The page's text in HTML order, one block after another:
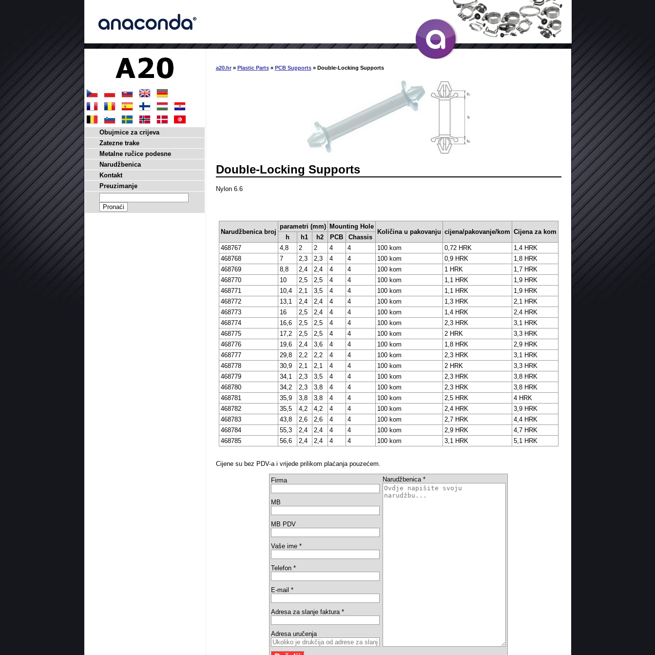
a20.hr» Plastic Parts» PCB Supports» Double-Locking Supports
Double-Locking Supports
Nylon 6.6
Narudžbenica broj
parametri (mm) Mounting Hole
Količina u pakovanju cijena/pakovanje/kom Cijena za kom
h h1 h2 PCB
Chassis
468767
4,8 2 2 4 4 100 kom 0,72 HRK
1,4 HRK
468768
7 2,3 2,3 4 4 100 kom 0,9 HRK
1,8 HRK
468769
8,8 2,4 2,4 4 4 100 kom 1 HRK
1,7 HRK
468770
10 2,5 2,5 4 4 100 kom 1,1 HRK
1,9 HRK
468771
10,4 2,1 3,5 4 4 100 kom 1,1 HRK
1,9 HRK
468772
13,1 2,4 2,4 4 4 100 kom 1,3 HRK
2,1 HRK
468773
16 2,5 2,4 4 4 100 kom 1,4 HRK
2,4 HRK
468774
16,6 2,5 2,5 4 4 100 kom 2,3 HRK
3,1 HRK
468775
17,2 2,5 2,5 4 4 100 kom 2 HRK
3,3 HRK
468776
19,6 2,4 3,6 4 4 100 kom 1,8 HRK
2,9 HRK
468777
29,8 2,2 2,2 4 4 100 kom 2,3 HRK
3,1 HRK
468778
30,9 2,1 2,1 4 4 100 kom 2 HRK
3,3 HRK
468779
34,1 2,3 3,5 4 4 100 kom 2,3 HRK
3,8 HRK
468780
34,2 2,3 3,8 4 4 100 kom 2,3 HRK
3,8 HRK
468781
35,9 3,8 3,8 4 4 100 kom 2,5 HRK
4 HRK
468782
35,5 4,2 4,2 4 4 100 kom 2,4 HRK
3,9 HRK
468783
43,8 2,6 2,6 4 4 100 kom 2,7 HRK
4,4 HRK
468784
55,3 2,4 2,4 4 4 100 kom 2,9 HRK
4,7 HRK
468785
56,6 2,4 2,4 4 4 100 kom 3,1 HRK 5,1 HRK
Cijene su bez PDV-a i vrijede prilikom plaćanja pouzećem.
Firma Narudžbenica *
MB
MB PDV
Vaše ime *
Telefon *
E-mail *
Adresa za slanje faktura *
Adresa uručenja
Obujmice za crijeva
Zatezne trake
Metalne ručice podesne
Narudžbenica
Kontakt
Preuzimanje